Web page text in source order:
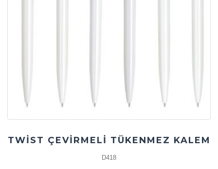
TWİST ÇEVİRMELİ TÜKENMEZ KALEM
D418